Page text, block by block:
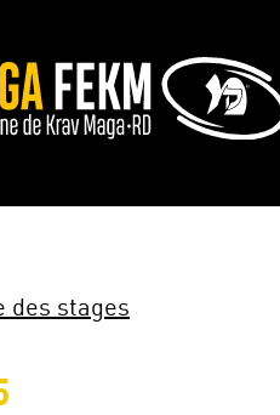
des stages